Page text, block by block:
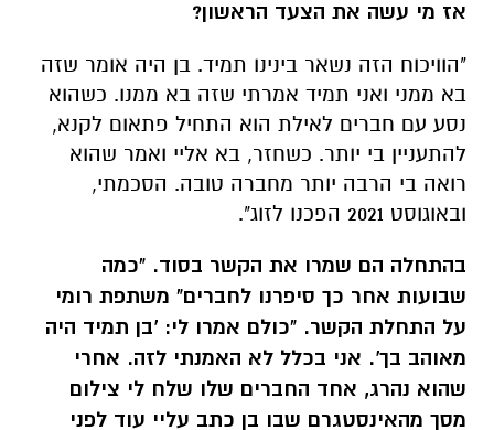
נסע עם חברים לאילת הוא התחיל פתאום לקנא,
רואה בי הרבה יותר מחברה טובה. הסכמתי,
ובאוגוסט 2021 הפכנו לזוג".
בהתחלה הם שמרו את הקשר בסוד."כמה
שבועות אחר כך סיפרנו לחברים" משתפת רומי
על התחלת הקשר. "כולם אמרו לי: 'בן תמיד היה
שהוא נהרג, אחד החברים שלו שלח לי צילום
מסך מהאינסטגרם שבו בן כתב עליי עוד לפני
שנהיינו זוג. רק אז הבנתי כמה זמן הוא כבר אהב
אותי".